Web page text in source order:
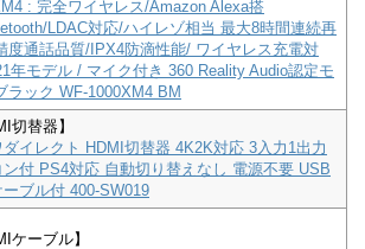
: 完全ワイヤレス/Amazon Alexa搭
LDAC対応/ハイレゾ相当 最大8時間連続再
度通話品質/IPX4防滴性能/ ワイヤレス充電対
年モデル / マイク付き 360 Reality Audio認定モ
ラック WF-1000XM4 BM
切替器】
イレクト HDMI切替器 4K2K対応 3入力1出力
ン付 PS4対応 自動切り替えなし 電源不要 USB
ブル付 400-SW019
ケーブル】